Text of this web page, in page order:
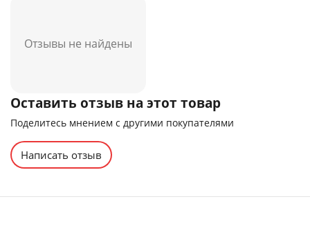
Отзывы не найдены
Оставить отзыв на этот товар
Поделитесь мнением с другими покупателями
Написать отзыв